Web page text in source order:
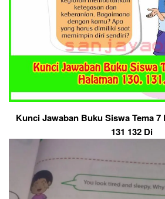
Kunci Jawaban Buku Siswa Tema 7
131 132 Di